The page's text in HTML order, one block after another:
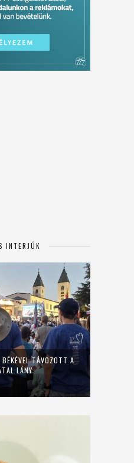
INTERJÚK
TÁVOZOTT A
LÁNY